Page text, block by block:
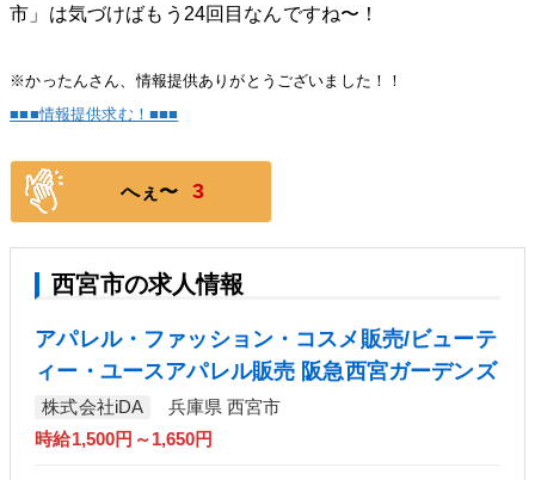
市」は気づけばもう24回目なんですね〜！
※かったんさん、情報提供ありがとうございました！！
■■■情報提供求む！■■■
へぇ〜 3
西宮市の求人情報
アパレル・ファッション・コスメ販売/ビューテ
ィー・ユースアパレル販売 阪急西宮ガーデンズ
株式会社iDA
兵庫県 西宮市
時給1,500円～1,650円